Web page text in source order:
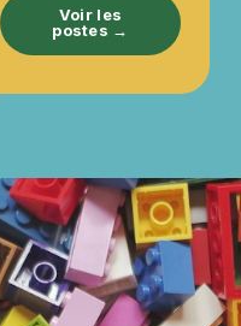
Voir les
postes →